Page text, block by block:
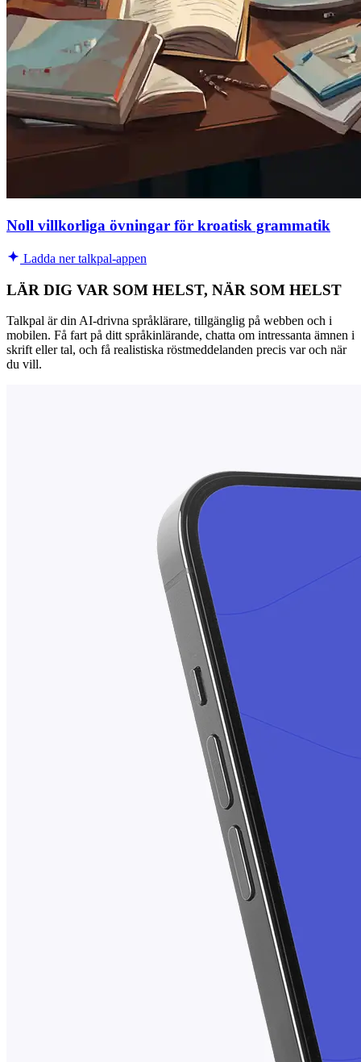
Noll villkorliga övningar för kroatisk grammatik
Ladda ner talkpal-appen
LÄR DIG VAR SOM HELST, NÄR SOM HELST
Talkpal är din AI-drivna språklärare, tillgänglig på webben och i
mobilen. Få fart på ditt språkinlärande, chatta om intressanta ämnen i
skrift eller tal, och få realistiska röstmeddelanden precis var och när
du vill.